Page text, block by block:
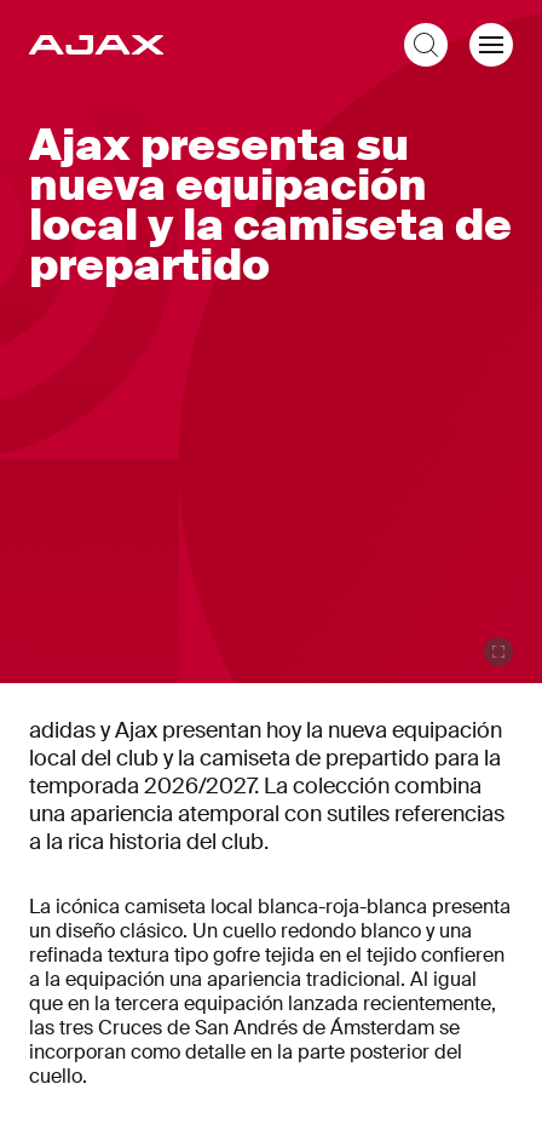
Ajax presenta su
nueva equipación
local y la camiseta de
prepartido
adidas y Ajax presentan hoy la nueva equipación
local del club y la camiseta de prepartido para la
temporada 2026/2027. La colección combina
una apariencia atemporal con sutiles referencias
a la rica historia del club.
La icónica camiseta local blanca-roja-blanca presenta
un diseño clásico. Un cuello redondo blanco y una
refinada textura tipo gofre tejida en el tejido confieren
a la equipación una apariencia tradicional. Al igual
que en la tercera equipación lanzada recientemente,
las tres Cruces de San Andrés de Ámsterdam se
incorporan como detalle en la parte posterior del
cuello.